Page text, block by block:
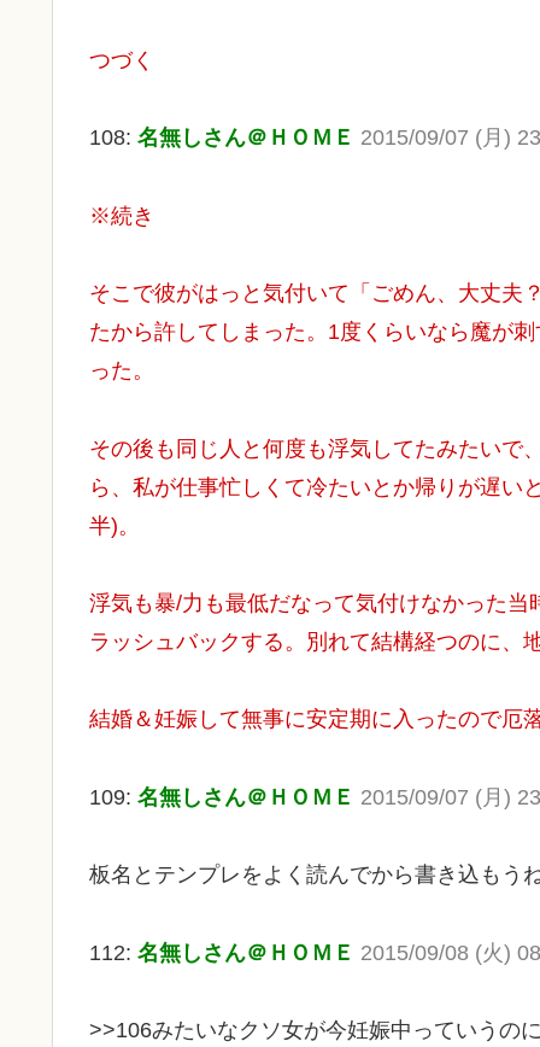
つづく
108: 名無しさん＠ＨＯＭＥ 2015/09/07 (月)
※続き
そこで彼がはっと気付いて「ごめん、大丈夫
たから許してしまった。1度くらいなら魔が
った。
その後も同じ人と何度も浮気してたみたいで
ら、私が仕事忙しくて冷たいとか帰りが遅
半)。
浮気も暴/力も最低だなって気付けなかった
ラッシュバックする。別れて結構経つのに、
結婚＆妊娠して無事に安定期に入ったので厄
109: 名無しさん＠ＨＯＭＥ 2015/09/07 (月)
板名とテンプレをよく読んでから書き込もう
112: 名無しさん＠ＨＯＭＥ 2015/09/08 (火)
>>106みたいなクソ女が今妊娠中っていうの